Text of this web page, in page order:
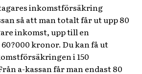
inkomstförsäkring
så att man totalt får ut upp 80
inkomst, upp till en
kronor. Du kan få ut
i 150
a-kassan får man endast 80